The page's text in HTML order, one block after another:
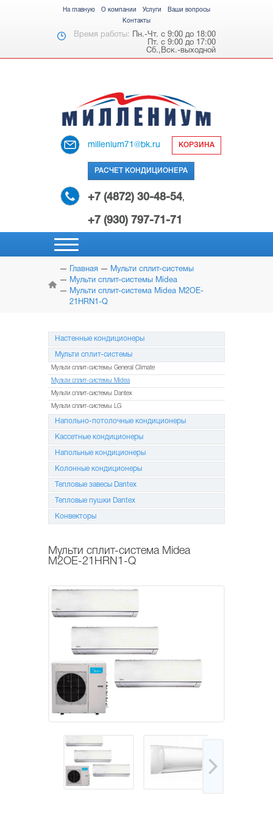
На главную О компании Услуги
Ваши вопросы
Контакты
Время работы: Пн.-Чт. с 9:00 до 18:00
Пт. с 9:00 до 17:00
Сб.,Вск.-выходной
millenium71@bk.ru КОРЗИНА
РАСЧЕТ КОНДИЦИОНЕРА
+7 (4872) 30-48-54,
+7 (930) 797-71-71
НАСТЕННЫЕ
КОНДИЦИОНЕРЫ
МУЛЬТИ
НАПОЛЬНО-ПОТОЛОЧНЫЕ
СИСТЕМЫ
КОНДИЦИОНЕРЫ
КОЛОННЫЕ
КОНДИЦИОНЕРЫ
МОБИЛЬНЫЕ
МОНТАЖ
И ОБСЛУЖИВАНИЕ
АКЦИИ
Главная
Мульти сплит-системы
Мульти сплит-системы Midea
Мульти сплит-система Midea M2OE-
21HRN1-Q
Настенные кондиционеры
Мульти сплит-системы
Мульти сплит-системы General Climate
Мульти сплит-системы Midea
Мульти сплит-системы Dantex
Мульти сплит-системы LG
Напольно-потолочные кондиционеры
Кассетные кондиционеры
Напольные кондиционеры
Колонные кондиционеры
Тепловые завесы Dantex
Тепловые пушки Dantex
Конвекторы
Мульти сплит-система Midea
M2OE-21HRN1-Q